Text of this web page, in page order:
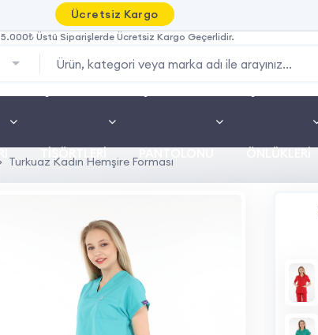
Ücretsiz Kargo
5.000₺ Üstü Siparişlerde Ücretsiz Kargo Geçerlidir.
Turkuaz Kadın Hemşire Forması